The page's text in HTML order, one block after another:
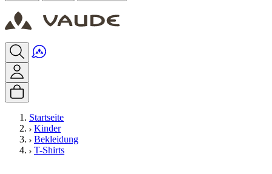
Startseite
Kinder
Bekleidung
T-Shirts